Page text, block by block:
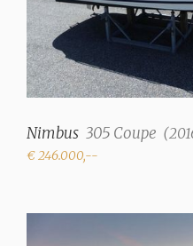
Nimbus 305 Coupe (
€ 246.000,--